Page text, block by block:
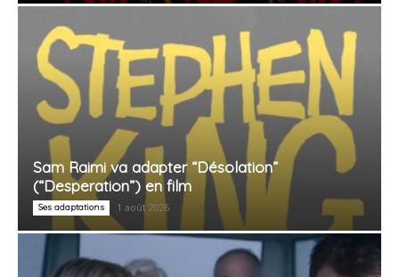
Sam Raimi va adapter “Désolation”
(“Desperation”) en film
Ses adaptations 1 août 2026